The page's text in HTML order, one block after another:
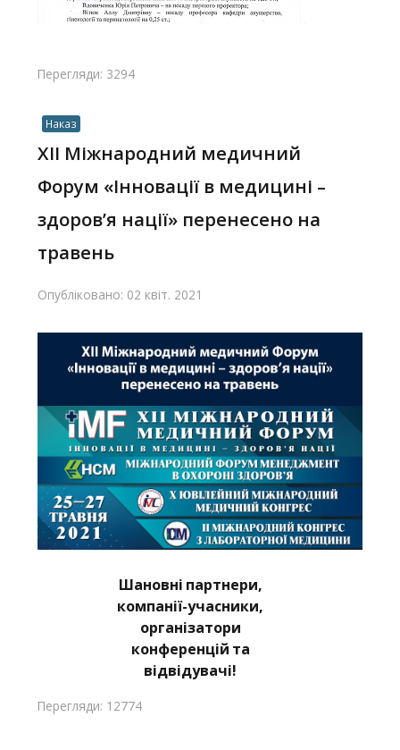
Перегляди: 3294
Наказ
XII Міжнародний медичний
Форум «Інновації в медицині –
здоров’я нації» перенесено на
травень
Опубліковано: 02 квіт. 2021
Шановні партнери,
компанії-учасники,
організатори
конференцій та
відвідувачі!
Перегляди: 12774